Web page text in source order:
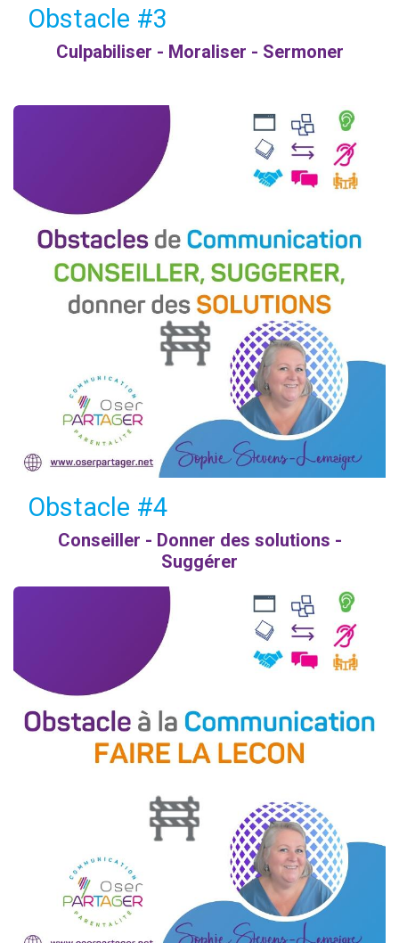
Obstacle #3
Culpabiliser - Moraliser - Sermoner
Obstacle #4
Conseiller - Donner des solutions -
Suggérer